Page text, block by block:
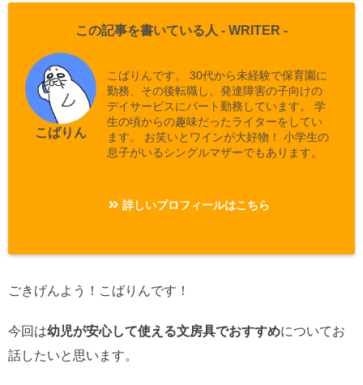
この記事を書いている人 - WRITER -
こばりん
こばりんです。 30代から未経験で保育園に
勤務、その後転職し、発達障害の子向けの
デイサービスにパート勤務しています。 学
生の頃からの趣味だったライターをしてい
ます。 お笑いとワインが大好物！ 小学生の
息子がいるシングルマザーでもあります。
詳しいプロフィールはこちら
ごきげんよう！こばりんです！
今回は幼児が安心して使える文房具でおすすめについてお
話したいと思います。